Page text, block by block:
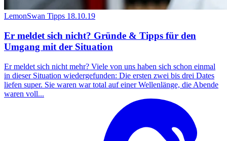
LemonSwan Tipps 18.10.19
Er meldet sich nicht? Gründe & Tipps für den
Umgang mit der Situation
Er meldet sich nicht mehr? Viele von uns haben sich schon einmal
in dieser Situation wiedergefunden: Die ersten zwei bis drei Dates
liefen super. Sie waren war total auf einer Wellenlänge, die Abende
waren voll...